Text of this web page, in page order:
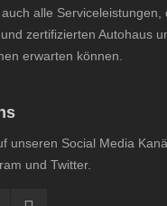
alle Serviceleistungen,
zertifizierten Autohaus
erwarten können.
unseren Social Media
und Twitter.